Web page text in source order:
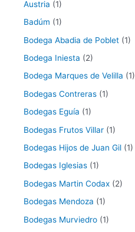
Austria (1)
Badúm (1)
Bodega Abadia de Poblet (1)
Bodega Iniesta (2)
Bodega Marques de Velilla (1)
Bodegas Contreras (1)
Bodegas Eguía (1)
Bodegas Frutos Villar (1)
Bodegas Hijos de Juan Gil (1)
Bodegas Iglesias (1)
Bodegas Martin Codax (2)
Bodegas Mendoza (1)
Bodegas Murviedro (1)